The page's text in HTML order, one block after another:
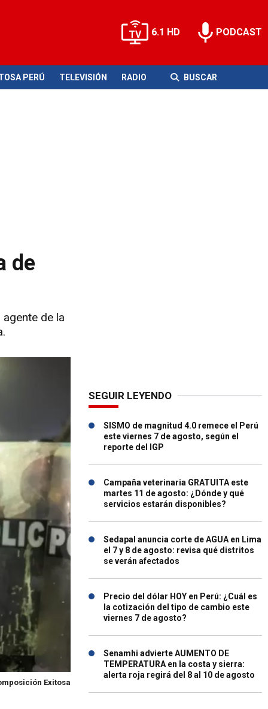
6.1 HD PODCAST
PERÚ TELEVISIÓN RADIO BUSCAR
de
de la
Exitosa
SEGUIR LEYENDO
SISMO de magnitud 4.0 remece el Perú
este viernes 7 de agosto, según el
reporte del IGP
Campaña veterinaria GRATUITA este
martes 11 de agosto: ¿Dónde y qué
servicios estarán disponibles?
Sedapal anuncia corte de AGUA en Lima
el 7 y 8 de agosto: revisa qué distritos
se verán afectados
Precio del dólar HOY en Perú: ¿Cuál es
la cotización del tipo de cambio este
viernes 7 de agosto?
Senamhi advierte AUMENTO DE
TEMPERATURA en la costa y sierra:
alerta roja regirá del 8 al 10 de agosto